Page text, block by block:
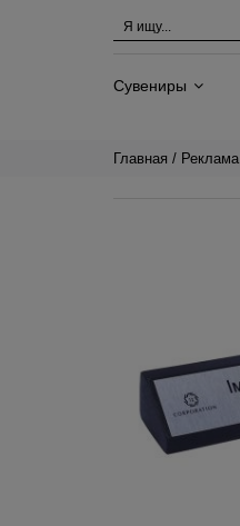
Сувениры
Главная Реклама